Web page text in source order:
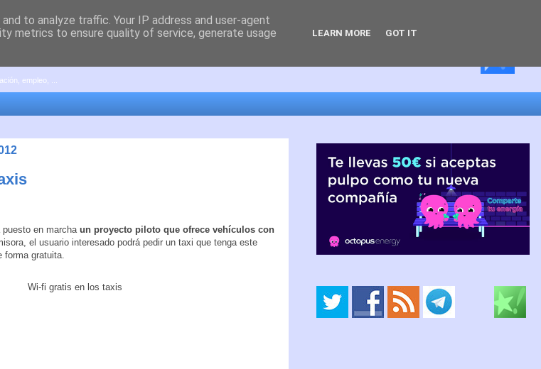
empleo, ...
puesto en marcha un proyecto piloto que ofrece vehículos con
el usuario interesado podrá pedir un taxi que tenga este
gratuita.
to analyze traffic. Your IP address and user-agent
metrics to ensure quality of service, generate usage
LEARN MORE GOT IT